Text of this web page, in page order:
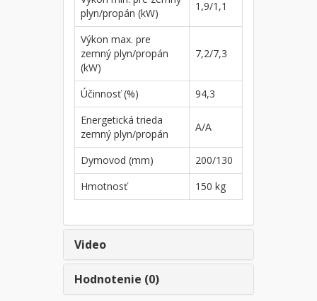
plyn/propán (kW)
1,9/1,1
Výkon max. pre
zemný plyn/propán
(kW)
7,2/7,3
Účinnosť (%)
94,3
Energetická trieda
zemný plyn/propán
A/A
Dymovod (mm)
200/130
Hmotnosť
150 kg
Video
Hodnotenie (0)